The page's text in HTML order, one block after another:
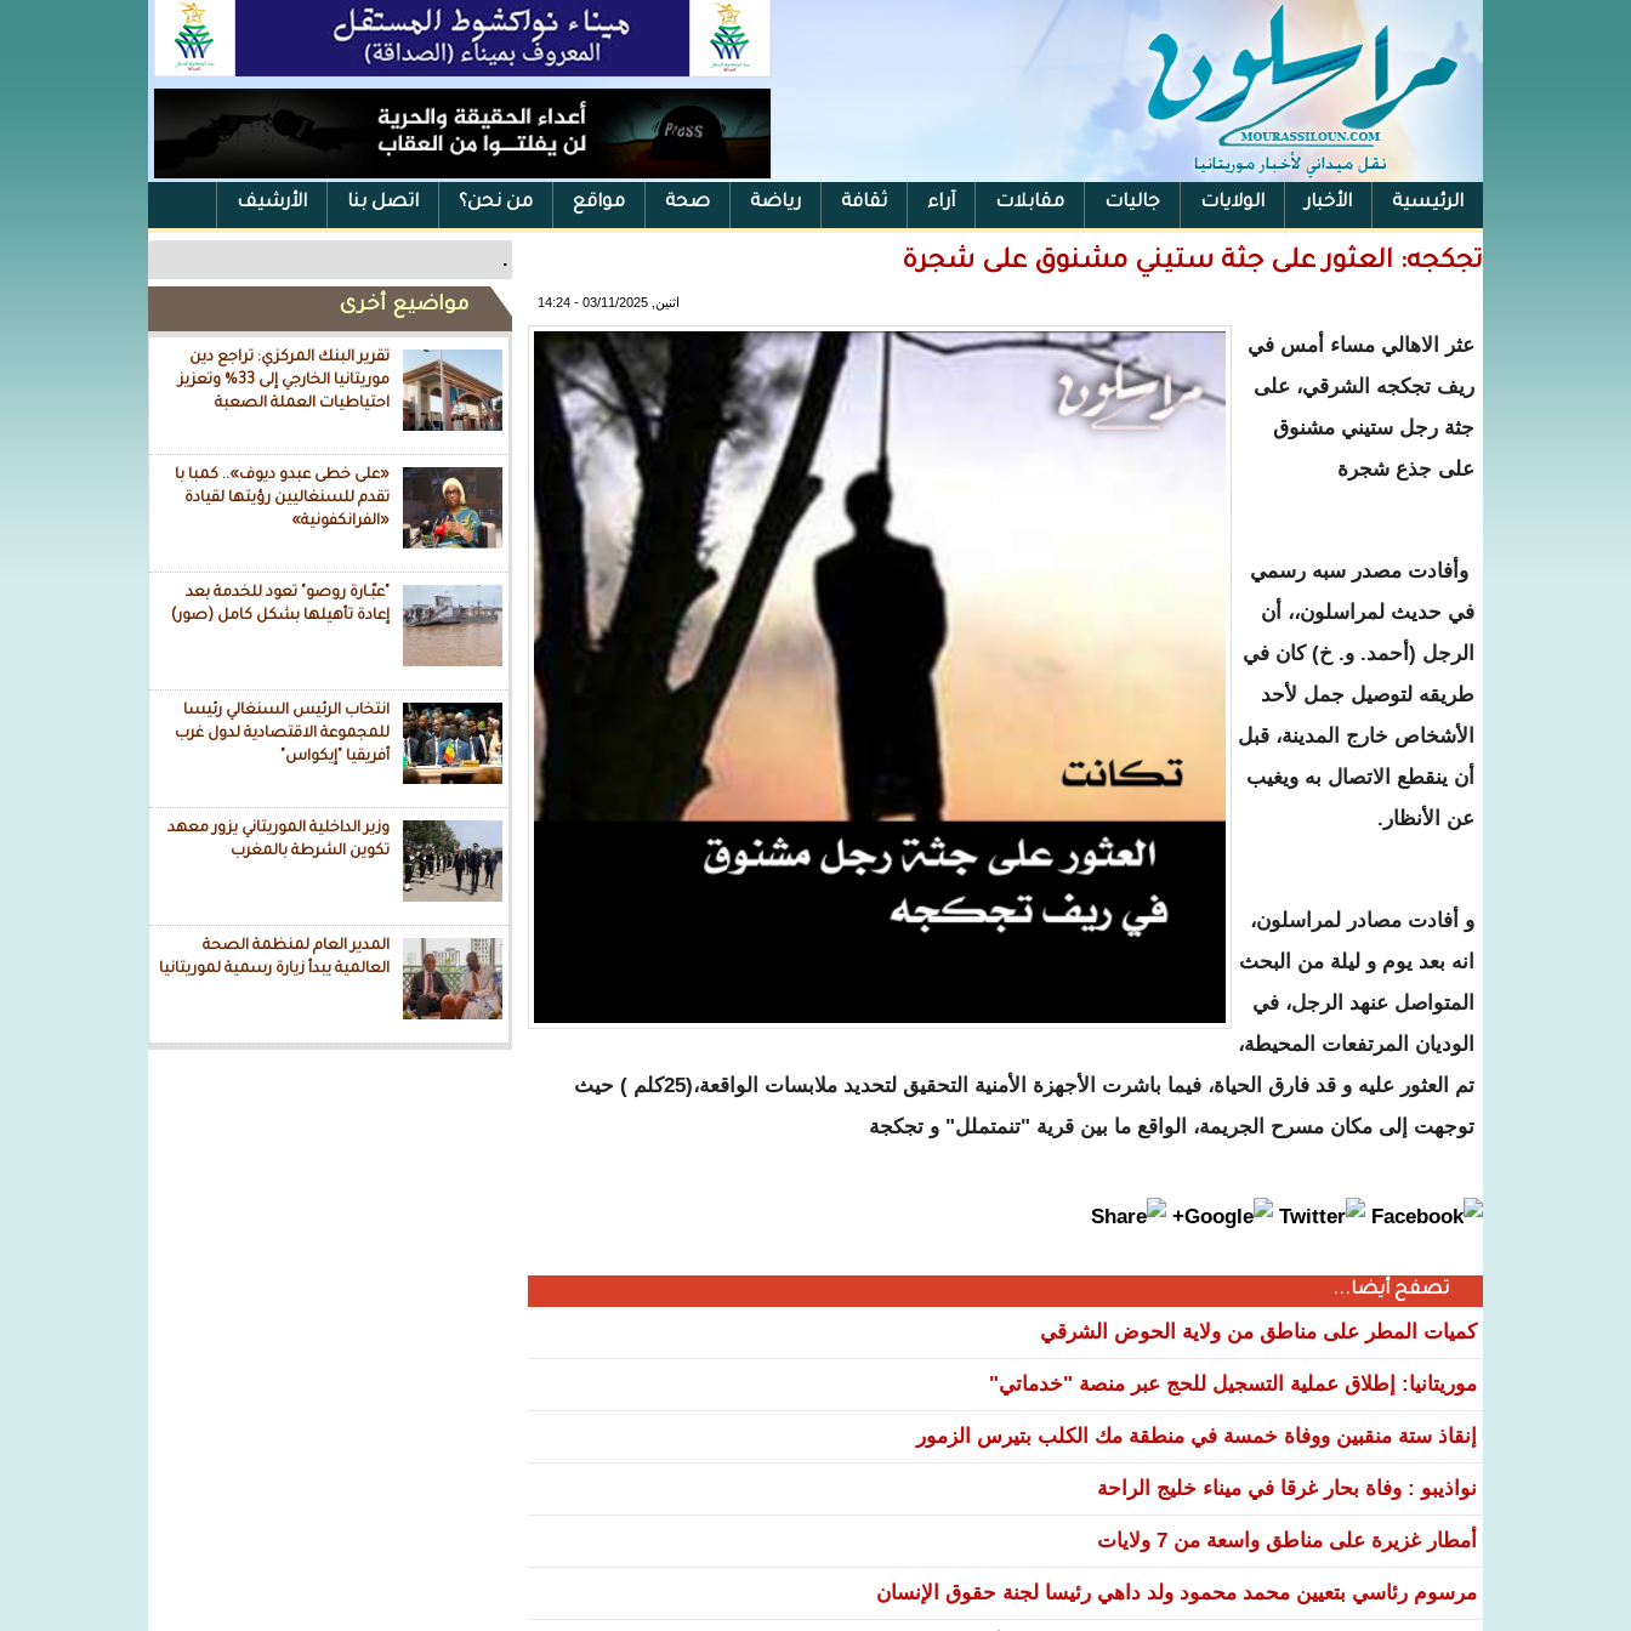
الرئيسية الأخبار الولايات جاليات مقابلات آراء ثقافة رياضة صحة مواقع من نحن؟ اتصل بنا الأرشيف
الفيس بوك .
مواضيع أخرى
تقرير البنك المركزي: تراجع دين
موريتانيا الخارجي إلى 33% وتعزيز
احتياطيات العملة الصعبة
«على خطى عبدو ديوف».. كمبا با
تقدم للسنغاليين رؤيتها لقيادة
«الفرانكفونية»
"عبّـارة روصو" تعود للخدمة بعد
إعادة تأهيلها بشكل كامل (صور)
انتخاب الرئيس السنغالي رئيسا
للمجموعة الاقتصادية لدول غرب
أفريقيا "إيكواس"
وزير الداخلية الموريتاني يزور معهد
تكوين الشرطة بالمغرب
المدير العام لمنظمة الصحة
العالمية يبدأ زيارة رسمية لموريتانيا
تجكجه: العثور على جثة ستيني مشنوق على شجرة
اثنين, 03/11/2025 - 14:24
عثر الاهالي مساء أمس في
ريف تجكجه الشرقي، على
جثة رجل ستيني مشنوق
على جذع شجرة
وأفادت مصدر سبه رسمي
في حديث لمراسلون،، أن
الرجل (أحمد. و. خ) كان في
طريقه لتوصيل جمل لأحد
الأشخاص خارج المدينة، قبل
أن ينقطع الاتصال به ويغيب
عن الأنظار.
و أفادت مصادر لمراسلون،
انه بعد يوم و ليلة من البحث
المتواصل عنهد الرجل، في
الوديان المرتفعات المحيطة،
تم العثور عليه و قد فارق الحياة، فيما باشرت الأجهزة الأمنية التحقيق لتحديد ملابسات الواقعة،(25كلم ) حيث
توجهت إلى مكان مسرح الجريمة، الواقع ما بين قرية "تنمتملل" و تجكجة
تصفح أيضا...
كميات المطر على مناطق من ولاية الحوض الشرقي
موريتانيا: إطلاق عملية التسجيل للحج عبر منصة "خدماتي"
إنقاذ ستة منقبين ووفاة خمسة في منطقة مك الكلب بتيرس الزمور
نواذيبو : وفاة بحار غرقا في ميناء خليج الراحة
أمطار غزيرة على مناطق واسعة من 7 ولايات
مرسوم رئاسي بتعيين محمد محمود ولد داهي رئيسا لجنة حقوق الإنسان